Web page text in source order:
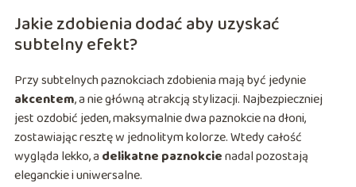
Jakie zdobienia dodać aby uzyskać
subtelny efekt?
Przy subtelnych paznokciach zdobienia mają być jedynie
akcentem, a nie główną atrakcją stylizacji. Najbezpieczniej
jest ozdobić jeden, maksymalnie dwa paznokcie na dłoni,
zostawiając resztę w jednolitym kolorze. Wtedy całość
wygląda lekko, a delikatne paznokcienadal pozostają
eleganckie i uniwersalne.